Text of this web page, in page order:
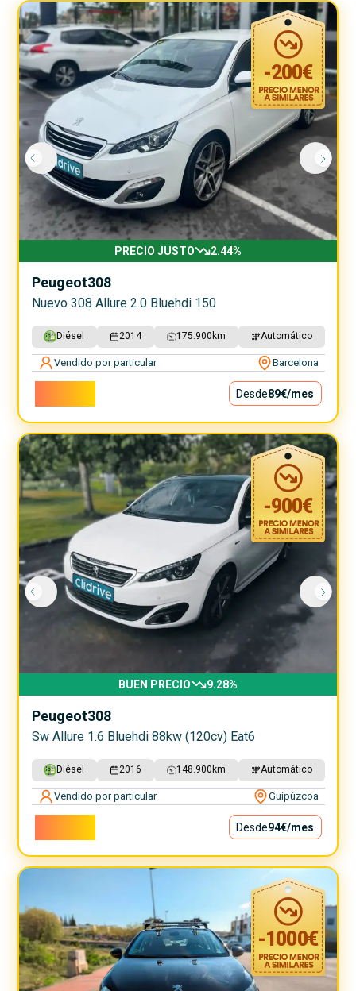
-200€
PRECIO JUSTO 2.44%
Peugeot308
Nuevo 308 Allure 2.0 Bluehdi 150
Diésel 2014 175.900 km Automático
Vendido por particular Barcelona
Desde89€/mes
-900€
BUEN PRECIO 9.28%
Peugeot308
Sw Allure 1.6 Bluehdi 88kw (120cv) Eat6
Diésel 2016 148.900 km Automático
Vendido por particular Guipúzcoa
Desde94€/mes
-1000€